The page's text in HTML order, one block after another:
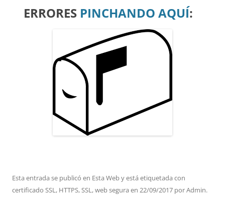
ERRORES PINCHANDO AQUÍ:
Esta entrada se publicó en Esta Weby está etiquetada con
certificado SSL, HTTPS,SSL,web segura en 22/09/2017 porAdmin.